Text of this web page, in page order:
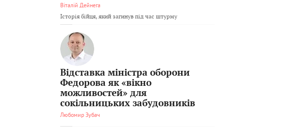
Віталій Дейнега
Історія бійця, який загинув під час штурму
Відставка міністра оборони
Федорова як «вікно
можливостей» для
сокільницьких забудовників
Любомир Зубач